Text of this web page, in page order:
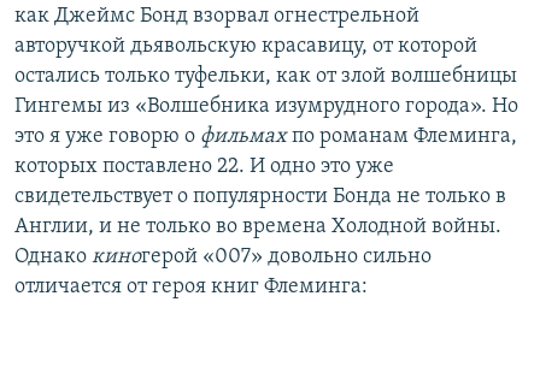
как Джеймс Бонд взорвал огнестрельной
авторучкой дьявольскую красавицу, от которой
остались только туфельки, как от злой волшебницы
Гингемы из «Волшебника изумрудного города». Но
это я уже говорю о фильмахпо романам Флеминга,
которых поставлено 22. И одно это уже
свидетельствует о популярности Бонда не только в
Англии, и не только во времена Холодной войны.
Однако киногерой «007» довольно сильно
отличается от героя книг Флеминга: